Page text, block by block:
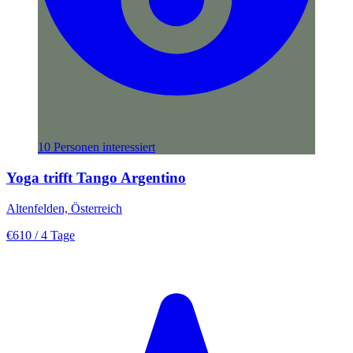
10 Personen interessiert
Yoga trifft Tango Argentino
Altenfelden, Österreich
€610 / 4 Tage